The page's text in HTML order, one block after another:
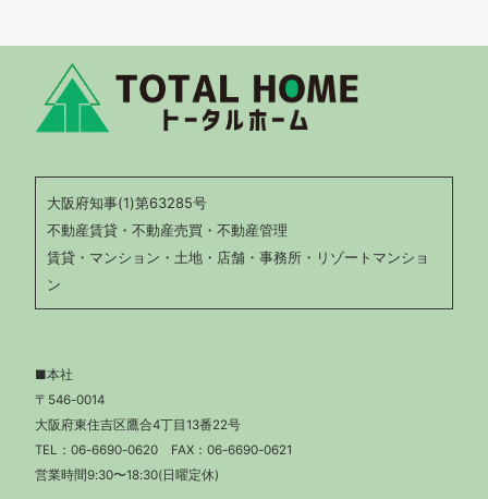
大阪府知事(1)第63285号
不動産賃貸・不動産売買・不動産管理
賃貸・マンション・土地・店舗・事務所・リゾートマンショ
ン
■本社
〒546-0014
大阪府東住吉区鷹合4丁目13番22号
TEL： 06-6690-0620 FAX：06-6690-0621
営業時間9:30〜18:30(日曜定休)